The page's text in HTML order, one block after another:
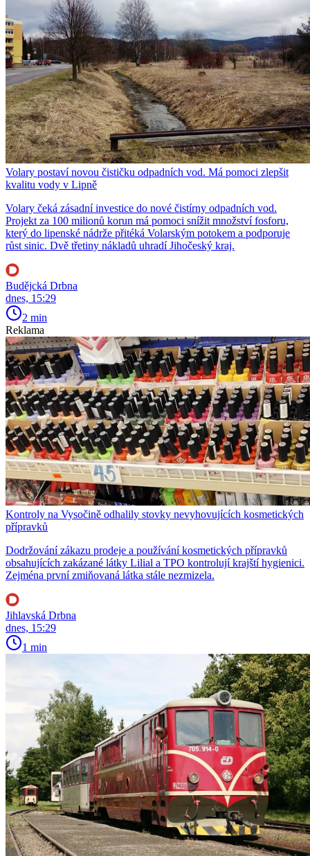
Volary postaví novou čističku odpadních vod. Má pomoci zlepšit
kvalitu vody v Lipně
Volary čeká zásadní investice do nové čistírny odpadních vod.
Projekt za 100 milionů korun má pomoci snížit množství fosforu,
který do lipenské nádrže přitéká Volarským potokem a podporuje
růst sinic. Dvě třetiny nákladů uhradí Jihočeský kraj.
Budějcká Drbna
dnes, 15:29
2 min
Reklama
Kontroly na Vysočině odhalily stovky nevyhovujících kosmetických
přípravků
Dodržování zákazu prodeje a používání kosmetických přípravků
obsahujících zakázané látky Lilial a TPO kontrolují krajští hygienici.
Zejména první zmiňovaná látka stále nezmizela.
Jihlavská Drbna
dnes, 15:29
1 min